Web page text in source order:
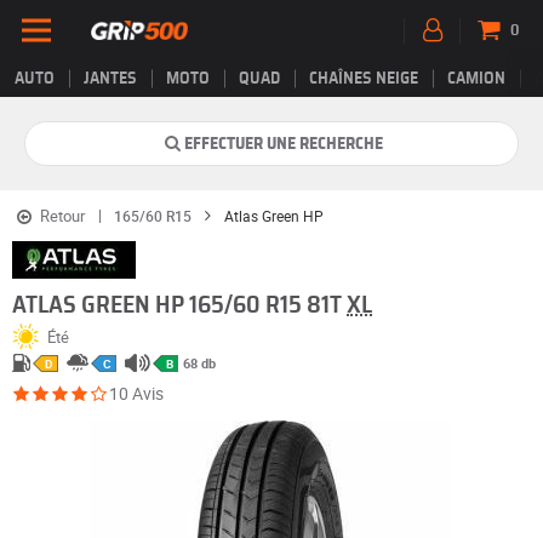
AUTO JANTES MOTO QUAD CHAÎNES NEIGE CAMION
0
EFFECTUER UNE RECHERCHE
Retour 165/60 R15 Atlas Green HP
ATLAS GREEN HP 165/60 R15 81T XL
Été
D C B 68 db
10 Avis